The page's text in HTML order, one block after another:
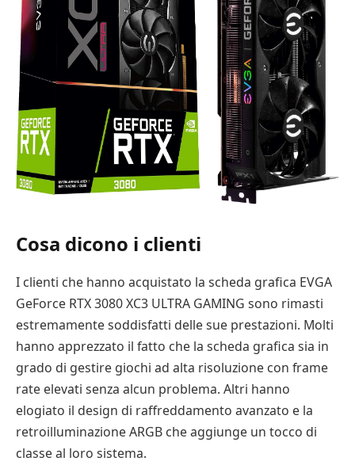
Cosa dicono i clienti
I clienti che hanno acquistato la scheda grafica EVGA
GeForce RTX 3080 XC3 ULTRA GAMING sono rimasti
estremamente soddisfatti delle sue prestazioni. Molti
hanno apprezzato il fatto che la scheda grafica sia in
grado di gestire giochi ad alta risoluzione con frame
rate elevati senza alcun problema. Altri hanno
elogiato il design di raffreddamento avanzato e la
retroilluminazione ARGB che aggiunge un tocco di
classe al loro sistema.